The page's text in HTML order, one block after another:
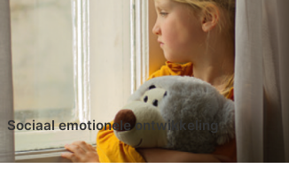
Sociaal emotionele ontwikkeling